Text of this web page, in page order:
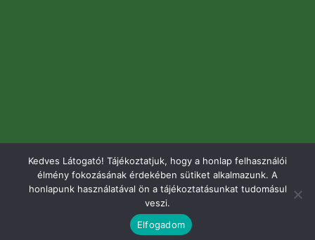
© 2026 Renomé Kertészet. Minden jog fenntartva.
Kedves Látogató! Tájékoztatjuk, hogy a honlap felhasználói
élmény fokozásának érdekében sütiket alkalmazunk. A
honlapunk használatával ön a tájékoztatásunkat tudomásul
veszi.
Elfogadom